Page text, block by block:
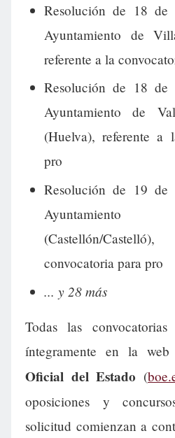
Resolución de 18
Ayuntamiento de
referente a la
Resolución de 18
Ayuntamiento de
(Huelva), referente a
pro
Resolución de 19
(Castellón/
convocatoria para pro
... y 28 más
Todas las convocatorias
íntegramente en la
Oficial del Estado (
oposiciones y
solicitud comienzan a